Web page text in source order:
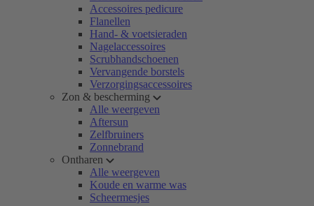
Accessoires pedicure
Flanellen
Hand- & voetsieraden
Nagelaccessoires
Scrubhandschoenen
Vervangende borstels
Verzorgingsaccessoires
Zon & bescherming
Alle weergeven
Aftersun
Zelfbruiners
Zonnebrand
Ontharen
Alle weergeven
Koude en warme was
Scheermesjes